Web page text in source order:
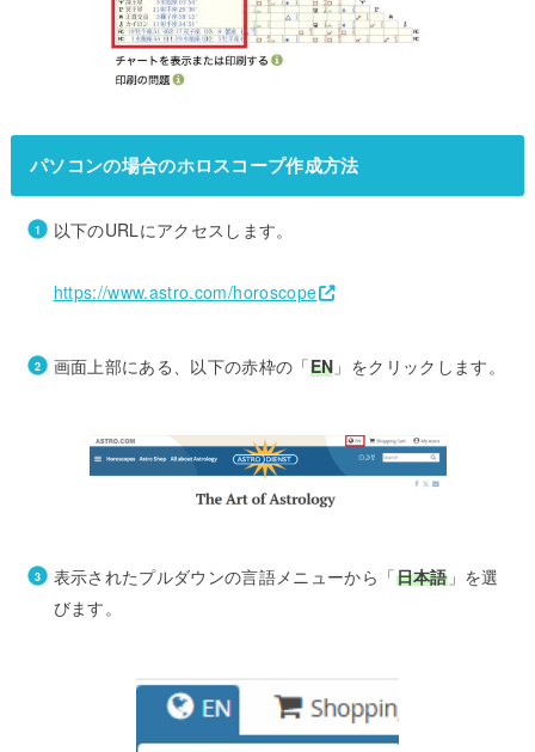
パソコンの場合のホロスコープ作成方法
以下のURLにアクセスします。
https://www.astro.com/horoscope
画面上部にある、以下の赤枠の「EN 」をクリックします。
表示されたプルダウンの言語メニューから「日本語」を選
びます。